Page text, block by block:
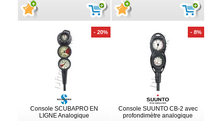
- 20%
Console SCUBAPRO EN
LIGNE Analogique
- 8%
Console SUUNTO CB-2 avec
profondimètre analogique